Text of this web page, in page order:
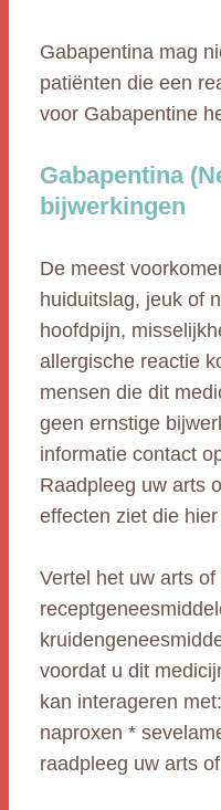
Gabapentina mag
patiënten die een
voor Gabapentine
Gabapentina
bijwerkingen
De meest
huiduitslag, jeuk of
hoofdpijn,
allergische reactie
mensen die dit
geen ernstige
informatie contact
Raadpleeg uw arts
effecten ziet die
Vertel het uw arts
voordat u dit
kan interageren
naproxen *
raadpleeg uw arts